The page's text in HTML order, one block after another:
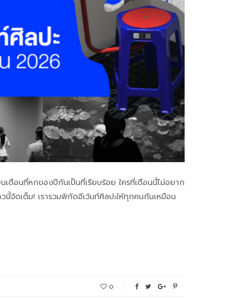
เดือนที่หกของปีกันเป็นที่เรียบร้อย ใครที่เดือนนี้ไม่อยาก
จัดเต็ม! เรารวมพิกัดอีเว้นท์ศิลปะให้ทุกคนกันเหมือน
0